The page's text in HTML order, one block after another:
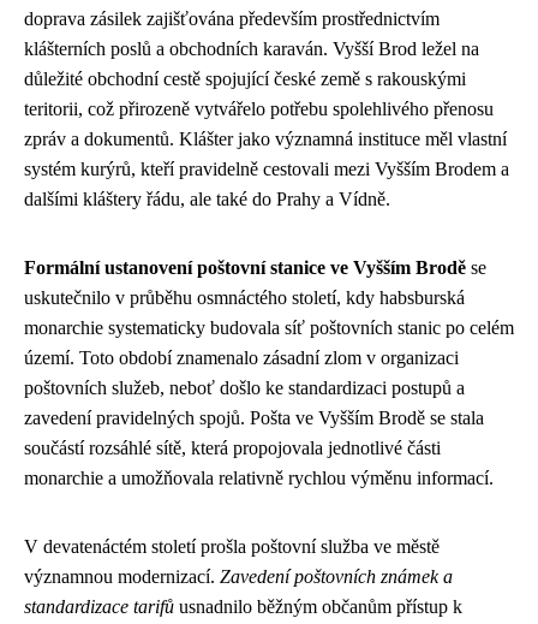
doprava zásilek zajišťována především prostřednictvím
klášterních poslů a obchodních karaván. Vyšší Brod ležel na
důležité obchodní cestě spojující české země s rakouskými
teritorii, což přirozeně vytvářelo potřebu spolehlivého přenosu
zpráv a dokumentů. Klášter jako významná instituce měl vlastní
systém kurýrů, kteří pravidelně cestovali mezi Vyšším Brodem a
dalšími kláštery řádu, ale také do Prahy a Vídně.
Formální ustanovení poštovní stanice ve Vyšším Brodě se
uskutečnilo v průběhu osmnáctého století, kdy habsburská
monarchie systematicky budovala síť poštovních stanic po celém
území. Toto období znamenalo zásadní zlom v organizaci
poštovních služeb, neboť došlo ke standardizaci postupů a
zavedení pravidelných spojů. Pošta ve Vyšším Brodě se stala
součástí rozsáhlé sítě, která propojovala jednotlivé části
monarchie a umožňovala relativně rychlou výměnu informací.
V devatenáctém století prošla poštovní služba ve městě
významnou modernizací. Zavedení poštovních známek a
standardizace tarifů usnadnilo běžným občanům přístup k